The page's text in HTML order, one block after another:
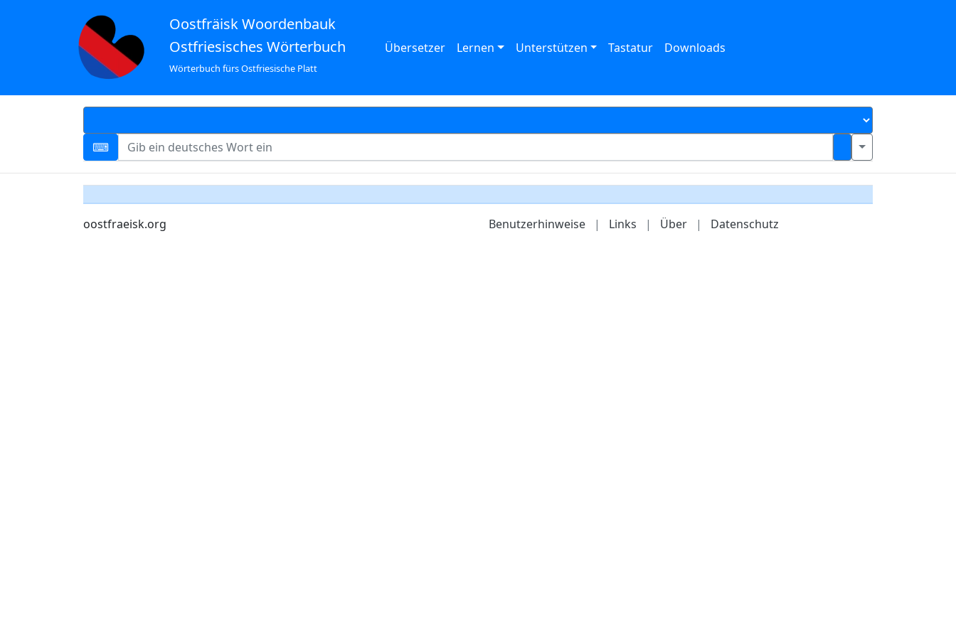
Oostfräisk Woordenbauk
Ostfriesisches Wörterbuch
Wörterbuch fürs Ostfriesische Platt
Übersetzer Lernen Unterstützen Tastatur Downloads
oostfraeisk.org Benutzerhinweise | Links | Über | Datenschutz